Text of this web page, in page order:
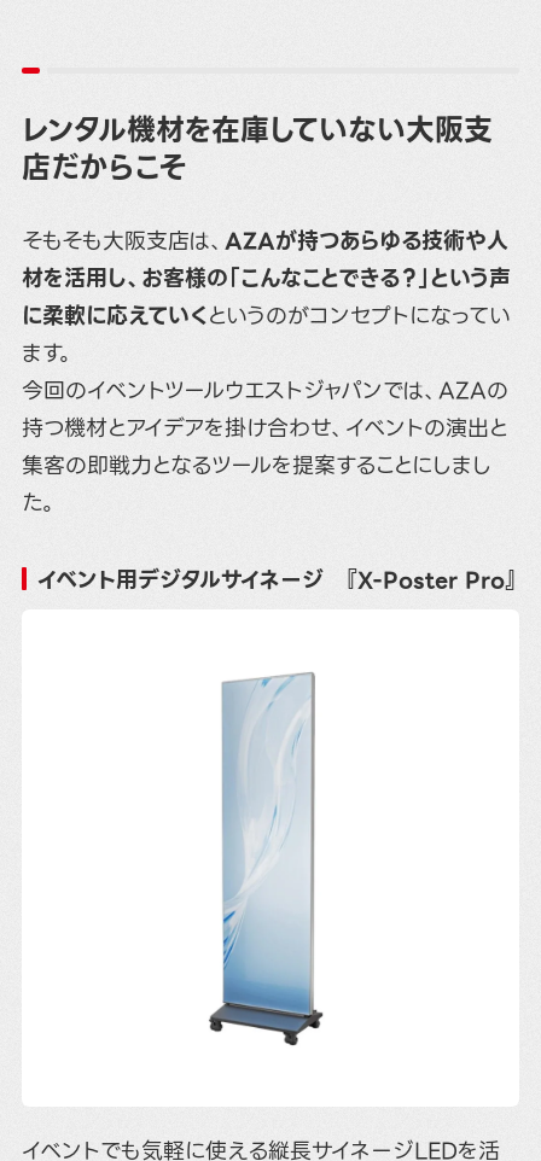
レンタル機材を在庫していない大阪支
店だからこそ
そもそも大阪支店は、 AZAが持つあらゆる技術や人
材を活用し、お客様の「こんなことできる？」という声
に柔軟に応えていくというのがコンセプトになってい
ます。
今回のイベントツールウエストジャパンでは、AZAの
持つ機材とアイデアを掛け合わせ、イベントの演出と
集客の即戦力となるツールを提案することにしまし
た。
イベント用デジタルサイネージ 『X-Poster Pro』
イベントでも気軽に使える縦長サイネージLEDを活